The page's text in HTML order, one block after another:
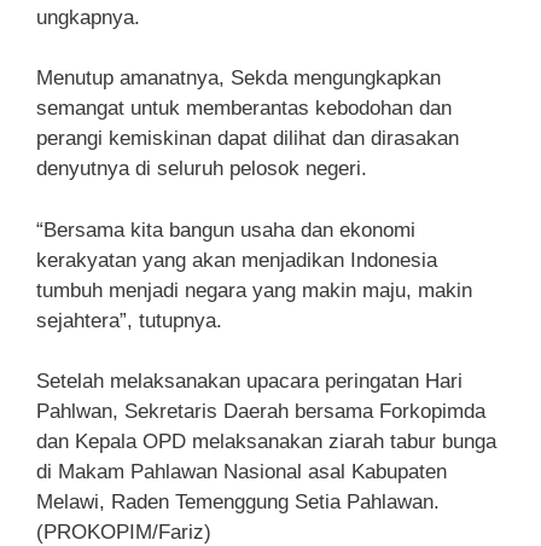
ungkapnya.
Menutup amanatnya, Sekda mengungkapkan
semangat untuk memberantas kebodohan dan
perangi kemiskinan dapat dilihat dan dirasakan
denyutnya di seluruh pelosok negeri.
“Bersama kita bangun usaha dan ekonomi
kerakyatan yang akan menjadikan Indonesia
tumbuh menjadi negara yang makin maju, makin
sejahtera”, tutupnya.
Setelah melaksanakan upacara peringatan Hari
Pahlwan, Sekretaris Daerah bersama Forkopimda
dan Kepala OPD melaksanakan ziarah tabur bunga
di Makam Pahlawan Nasional asal Kabupaten
Melawi, Raden Temenggung Setia Pahlawan.
(PROKOPIM/Fariz)